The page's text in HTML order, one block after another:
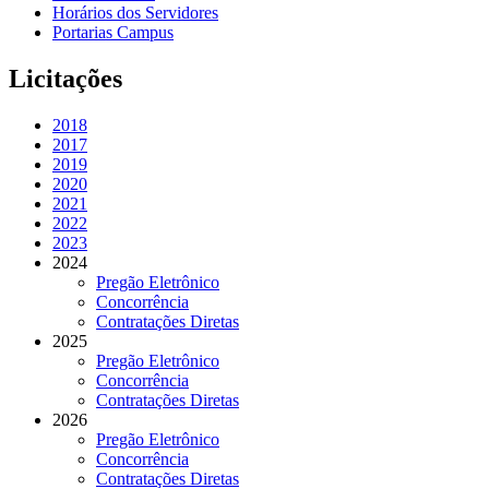
Horários dos Servidores
Portarias Campus
Licitações
2018
2017
2019
2020
2021
2022
2023
2024
Pregão Eletrônico
Concorrência
Contratações Diretas
2025
Pregão Eletrônico
Concorrência
Contratações Diretas
2026
Pregão Eletrônico
Concorrência
Contratações Diretas